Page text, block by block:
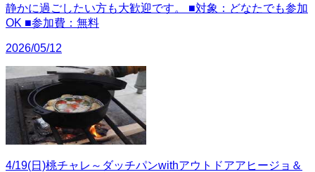
静かに過ごしたい方も大歓迎です。 ■対象：どなたでも参加
OK ■参加費：無料
2026/05/12
4/19(日)桃チャレ～ダッチパンwithアウトドアアヒージョ＆